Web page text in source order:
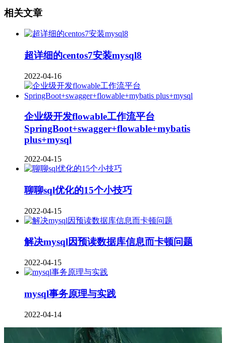
相关文章
超详细的centos7安装mysql8
2022-04-16
企业级开发flowable工作流平台
SpringBoot+swagger+flowable+mybatis
plus+mysql
2022-04-15
聊聊sql优化的15个小技巧
2022-04-15
解决mysql因预读数据库信息而卡顿问题
2022-04-15
mysql事务原理与实践
2022-04-14